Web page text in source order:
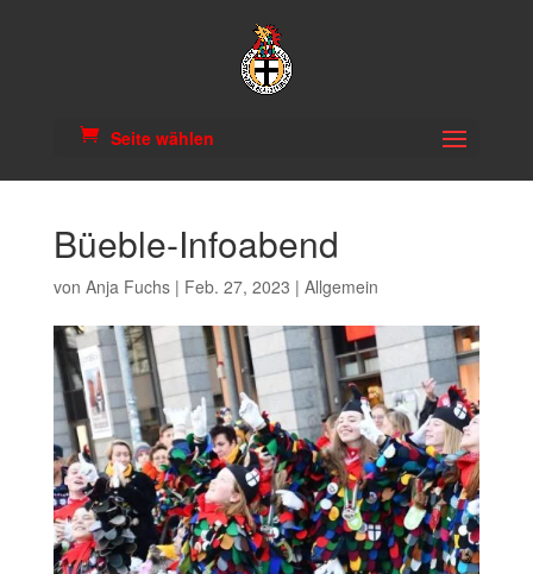
Seite wählen
Büeble-Infoabend
von Anja Fuchs| Feb. 27, 2023 | Allgemein